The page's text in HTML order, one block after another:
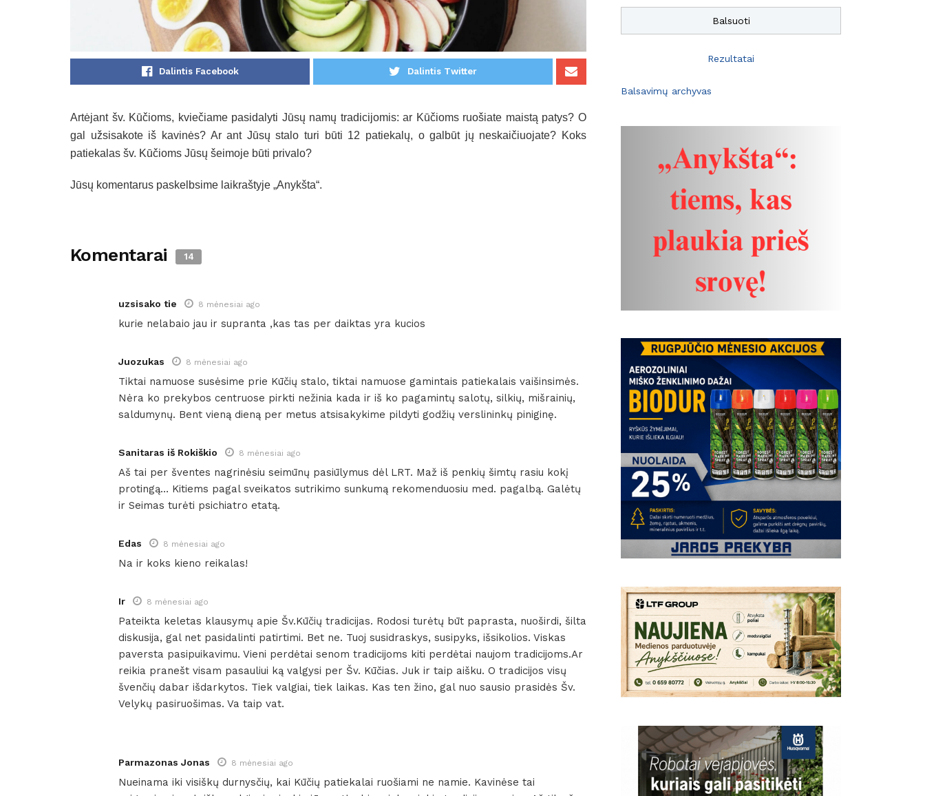
Dalintis Facebook Dalintis Twitter
Artėjant šv. Kūčioms, kviečiame pasidalyti Jūsų namų tradicijomis: ar Kūčioms ruošiate maistą patys? O
gal užsisakote iš kavinės? Ar ant Jūsų stalo turi būti 12 patiekalų, o galbūt jų neskaičiuojate? Koks
patiekalas šv. Kūčioms Jūsų šeimoje būti privalo?
Jūsų komentarus paskelbsime laikraštyje „Anykšta“.
Komentarai 14
uzsisako tie 8 mėnesiai ago
kurie nelabaio jau ir supranta ,kas tas per daiktas yra kucios
Juozukas 8 mėnesiai ago
Tiktai namuose susėsime prie Kūčių stalo, tiktai namuose gamintais patiekalais vaišinsimės.
Nėra ko prekybos centruose pirkti nežinia kada ir iš ko pagamintų salotų, silkių, mišrainių,
saldumynų. Bent vieną dieną per metus atsisakykime pildyti godžių verslininkų piniginę.
Sanitaras iš Rokiškio 8 mėnesiai ago
Aš tai per šventes nagrinėsiu seimūnų pasiūlymus dėl LRT. Maž iš penkių šimtų rasiu kokį
protingą… Kitiems pagal sveikatos sutrikimo sunkumą rekomenduosiu med. pagalbą. Galėtų
ir Seimas turėti psichiatro etatą.
Edas 8 mėnesiai ago
Na ir koks kieno reikalas!
Ir 8 mėnesiai ago
Pateikta keletas klausymų apie Šv.Kūčių tradicijas. Rodosi turėtų būt paprasta, nuoširdi, šilta
diskusija, gal net pasidalinti patirtimi. Bet ne. Tuoj susidraskys, susipyks, išsikolios. Viskas
paversta pasipuikavimu. Vieni perdėtai senom tradicijoms kiti perdėtai naujom tradicijoms.Ar
reikia pranešt visam pasauliui ką valgysi per Šv. Kūčias. Juk ir taip aišku. O tradicijos visų
švenčių dabar išdarkytos. Tiek valgiai, tiek laikas. Kas ten žino, gal nuo sausio prasidės Šv.
Velykų pasiruošimas. Va taip vat.
Parmazonas Jonas 8 mėnesiai ago
Nueinama iki visiškų durnysčių, kai Kūčių patiekalai ruošiami ne namie. Kavinėse tai
Rezultatai
Balsavimų archyvas